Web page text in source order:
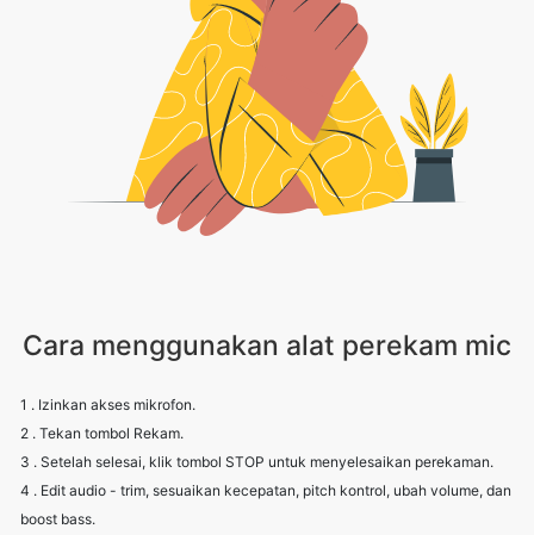
Cara menggunakan alat perekam mic
1 . Izinkan akses mikrofon.
2 . Tekan tombol Rekam.
3 . Setelah selesai, klik tombol STOP untuk menyelesaikan perekaman.
4 . Edit audio - trim, sesuaikan kecepatan, pitch kontrol, ubah volume, dan
boost bass.